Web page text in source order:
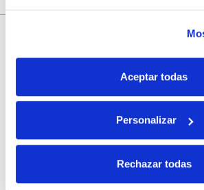
Aceptar todas
Personalizar
Rechazar todas
10% de
con tu primera
un 10% de descuentoen